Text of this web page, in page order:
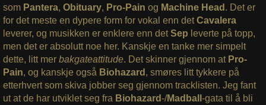
som Pantera, Obituary, Pro-Pain og Machine Head . Det er
for det meste en dypere form for vokal enn detCavalera
leverer, og musikken er enklere enn detSep leverte på topp,
men det er absolutt noe her. Kanskje en tanke mer simpelt
dette, litt mer bakgateattitude. Det skinner gjennom at Pro-
Pain, og kanskje også Biohazard , smøres litt tykkere på
etterhvert som skiva jobber seg gjennom tracklisten. Jeg fant
ut at de har utviklet seg fra Biohazard-/Madball -gata til å bli